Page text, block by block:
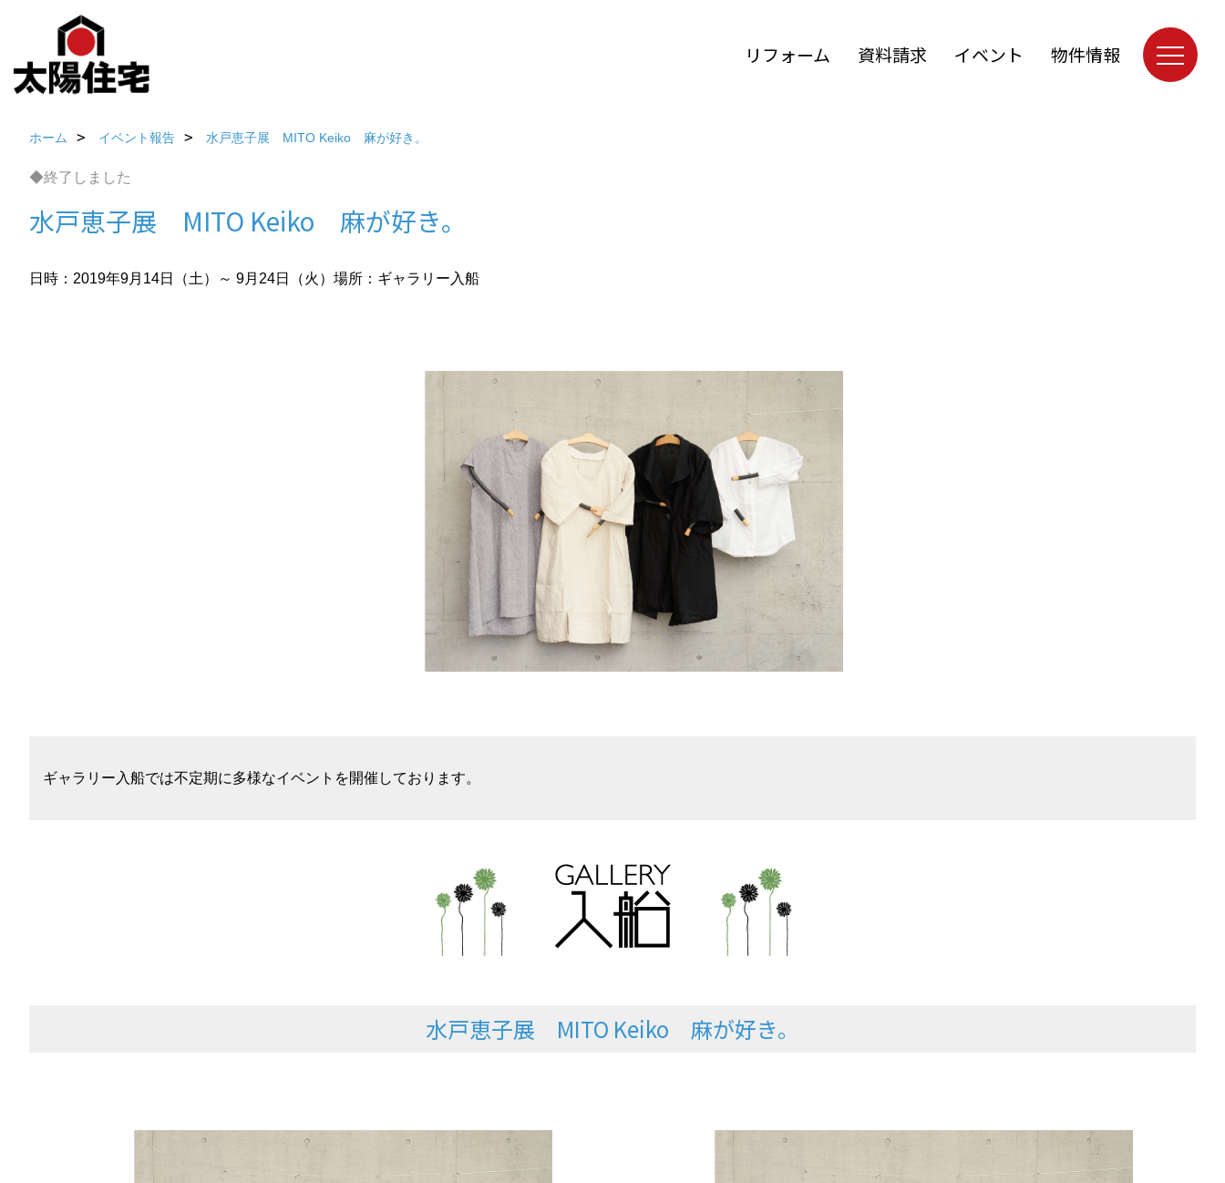
リフォーム 資料請求 イベント 物件情報
ホーム イベント報告 水戸恵子展 MITO Keiko 麻が好き。
◆終了しました
水戸恵子展 MITO Keiko 麻が好き。
日時：2019年9月14日（土）～ 9月24日（火） 場所：ギャラリー入船
ギャラリー入船では不定期に多様なイベントを開催しております。
水戸恵子展 MITO Keiko 麻が好き。